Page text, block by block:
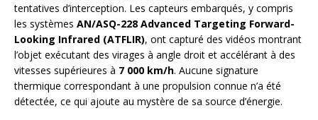
tentatives d’interception. Les capteurs embarqués, y compris
les systèmes AN/ASQ-228 Advanced Targeting Forward-
Looking Infrared (ATFLIR), ont capturé des vidéos montrant
l’objet exécutant des virages à angle droit et accélérant à des
vitesses supérieures à 7 000 km/h. Aucune signature
thermique correspondant à une propulsion connue n’a été
détectée, ce qui ajoute au mystère de sa source d’énergie.